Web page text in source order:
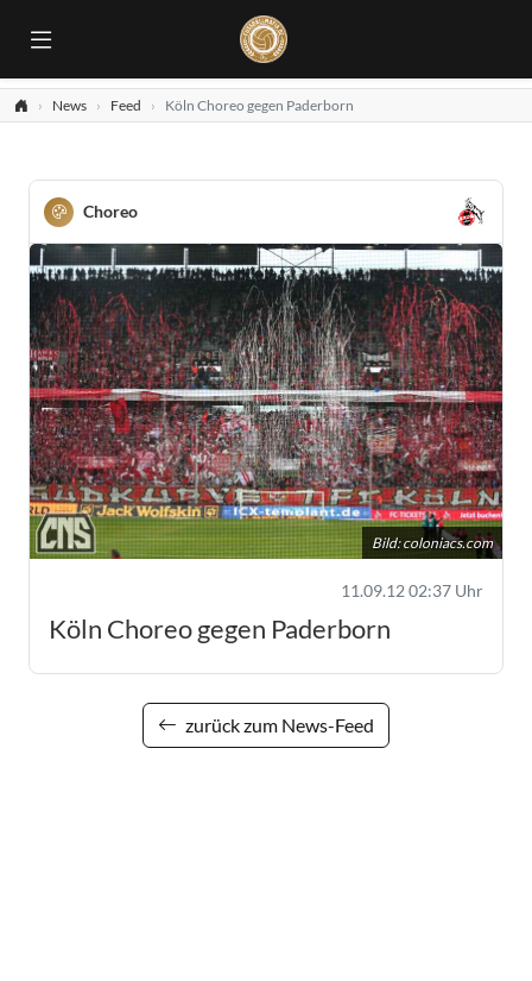
News Feed Köln Choreo gegen Paderborn
Choreo
Bild:coloniacs.com
11.09.12 02:37 Uhr
Köln Choreo gegen Paderborn
zurück zum News-Feed